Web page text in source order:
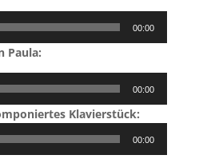
00:00
Paula:
00:00
Klavierstück:
00:00